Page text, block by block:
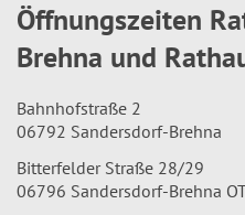
Öffnungszeiten
Brehna und
Bahnhofstraße 2
06792 Sandersdorf-Brehna
Bitterfelder Straße 28/29
06796 Sandersdorf-Brehna